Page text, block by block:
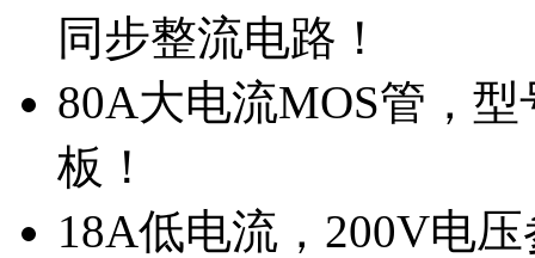
同步整流电路！
80A大电流MOS管，
板！
18A低电流，200V电